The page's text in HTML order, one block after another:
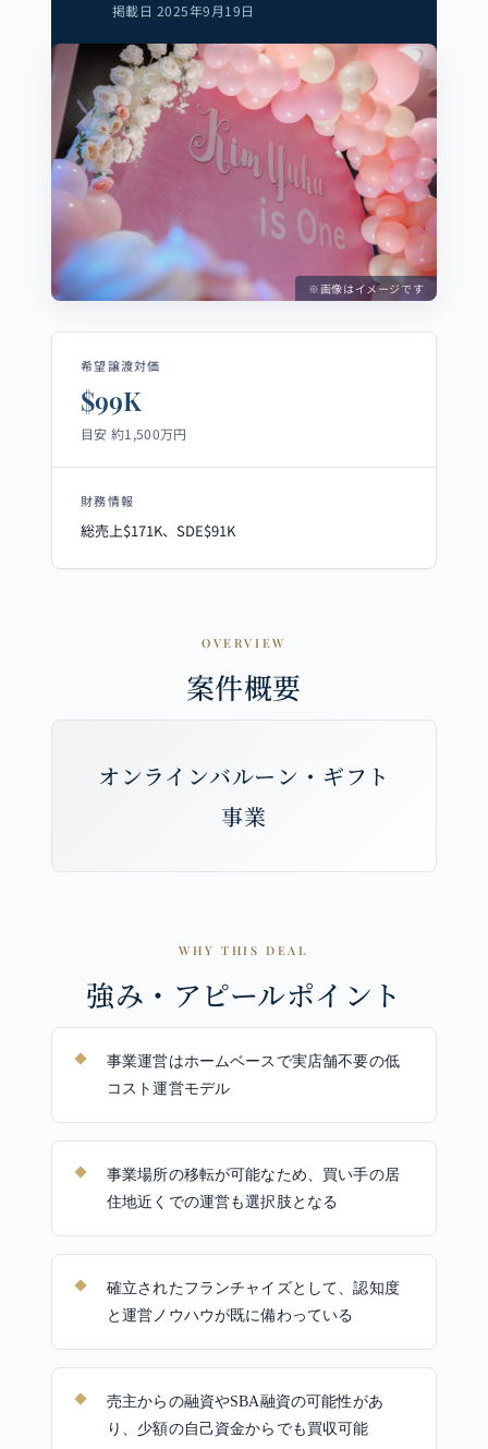
掲載日 2025年9月19日
※画像はイメージです
希望譲渡対価
$99K
目安 約1,500万円
財務情報
総売上$171K、SDE$91K
OVERVIEW
案件概要
オンラインバルーン・ギフト
事業
WHY THIS DEAL
強み・アピールポイント
事業運営はホームベースで実店舗不要の低
コスト運営モデル
事業場所の移転が可能なため、買い手の居
住地近くでの運営も選択肢となる
確立されたフランチャイズとして、認知度
と運営ノウハウが既に備わっている
売主からの融資やSBA融資の可能性があ
り、少額の自己資金からでも買収可能